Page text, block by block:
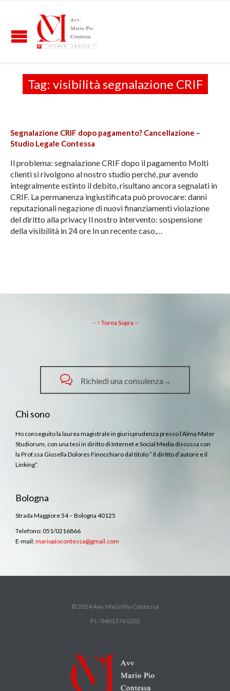
Tag: visibilità segnalazione CRIF
Segnalazione CRIF dopo pagamento? Cancellazione –
Studio Legale Contessa
Il problema: segnalazione CRIF dopo il pagamento Molti
clienti si rivolgono al nostro studio perché, pur avendo
integralmente estinto il debito, risultano ancora segnalati in
CRIF. La permanenza ingiustificata può provocare: danni
reputazionali negazione di nuovi finanziamenti violazione
del diritto alla privacy Il nostro intervento: sospensione
della visibilità in 24 ore In un recente caso,…
– ↑ Torna Sopra –
 Richiedi una consulenza→
Chi sono
Ho conseguito la laurea magistrale in giurisprudenza presso l’Alma Mater
Studiorum, con una tesi in diritto di Internet e Social Media discussa con
la Prof.ssa Giusella Dolores Finocchiaro dal titolo ” Il diritto d’autore e il
Linking”.
Bologna
Strada Maggiore 54 – Bologna 40125
Telefono: 051/0216866
E-mail:mariopiocontessa@gmail.com
© 2024 Avv. Mario Pio Contessa
P.I.: 04013761202